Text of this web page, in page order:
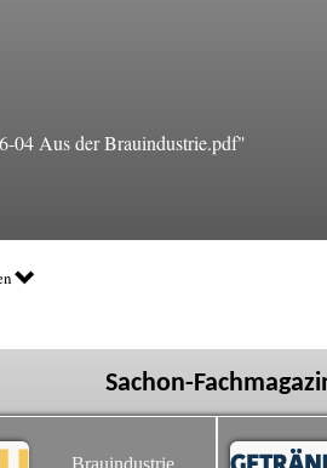
04 Aus der Brauindustrie.pdf"
Sachon-
Brauindustrie